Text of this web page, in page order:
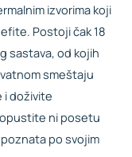
izvorima koji
Postoji čak 18
sastava, od kojih
smeštaju
i doživite
ni posetu
po svojim